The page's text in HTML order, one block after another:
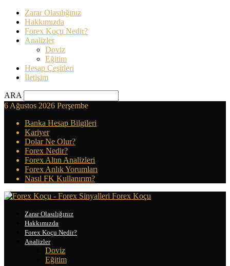
Zarar Olasılığınız
Hakkımızda
Forex Koçu Nedir?
Analizler
Doviz
Eğitim
Hesap Çeşitleri
İletişim
ARA
6 Ağustos 2026 Perşembe
Banka Hesap Bilgileri
Kariyer
Dolar Ne Olur?
Forex Nedir?
Forex Altın Analizleri
Forex Anlık Yorumları
Nasıl FK Kullanırım?
Forex Koçu
Zarar Olasılığınız
Hakkımızda
Forex Koçu Nedir?
Analizler
Doviz
Eğitim